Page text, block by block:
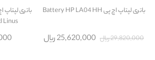
باتری لپتاپ اچ پی Battery HP LA04 HH
29,820,000 ریال 25,620,000 ریال
Linus